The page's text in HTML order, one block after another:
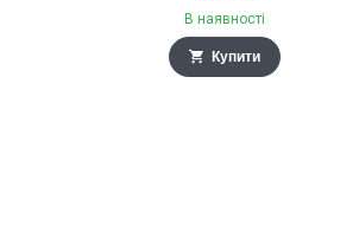
В наявності
Купити